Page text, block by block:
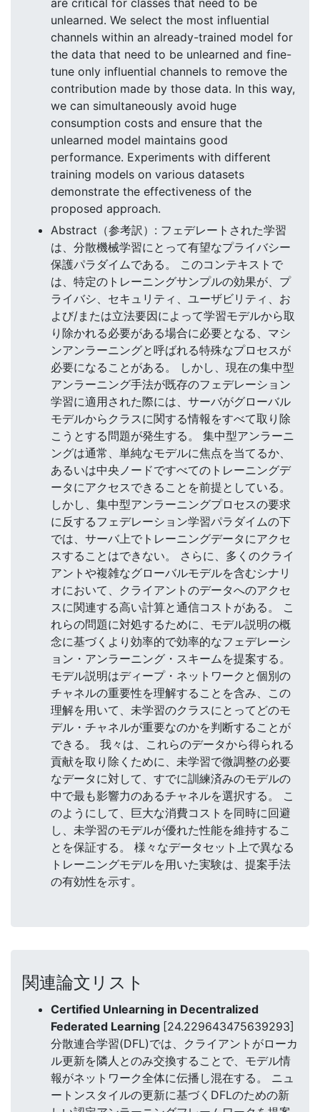
unlearned. We select the most influential
channels within an already-trained model for
the data that need to be unlearned and fine-
tune only influential channels to remove the
contribution made by those data. In this way,
we can simultaneously avoid huge
consumption costs and ensure that the
unlearned model maintains good
performance. Experiments with different
training models on various datasets
demonstrate the effectiveness of the
proposed approach.
Abstract（参考訳）: フェデレートされた学習
は、分散機械学習にとって有望なプライバシー
保護パラダイムである。 このコンテキストで
は、特定のトレーニングサンプルの効果が、プ
ライバシ、セキュリティ、ユーザビリティ、お
よび/または立法要因によって学習モデルから取
り除かれる必要がある場合に必要となる、マシ
ンアンラーニングと呼ばれる特殊なプロセスが
必要になることがある。 しかし、現在の集中型
アンラーニング手法が既存のフェデレーション
学習に適用された際には、サーバがグローバル
モデルからクラスに関する情報をすべて取り除
こうとする問題が発生する。 集中型アンラーニ
ングは通常、単純なモデルに焦点を当てるか、
あるいは中央ノードですべてのトレーニングデ
ータにアクセスできることを前提としている。
しかし、集中型アンラーニングプロセスの要求
に反するフェデレーション学習パラダイムの下
では、サーバ上でトレーニングデータにアクセ
スすることはできない。 さらに、多くのクライ
アントや複雑なグローバルモデルを含むシナリ
オにおいて、クライアントのデータへのアクセ
スに関連する高い計算と通信コストがある。 こ
れらの問題に対処するために、モデル説明の概
念に基づくより効率的で効率的なフェデレーシ
ョン・アンラーニング・スキームを提案する。
モデル説明はディープ・ネットワークと個別の
チャネルの重要性を理解することを含み、この
理解を用いて、未学習のクラスにとってどのモ
デル・チャネルが重要なのかを判断することが
できる。 我々は、これらのデータから得られる
貢献を取り除くために、未学習で微調整の必要
なデータに対して、すでに訓練済みのモデルの
中で最も影響力のあるチャネルを選択する。 こ
のようにして、巨大な消費コストを同時に回避
し、未学習のモデルが優れた性能を維持するこ
とを保証する。 様々なデータセット上で異なる
トレーニングモデルを用いた実験は、提案手法
の有効性を示す。
関連論文リスト
Certified Unlearning in Decentralized
Federated Learning [24.229643475639293]
分散連合学習(DFL)では、クライアントがローカ
ル更新を隣人とのみ交換することで、モデル情
報がネットワーク全体に伝播し混在する。 ニュ
ートンスタイルの更新に基づくDFLのための新